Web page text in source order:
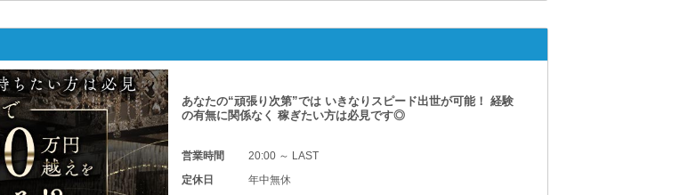
あなたの“頑張り次第”では いきなりスピード出世が可能！ 経験
の有無に関係なく 稼ぎたい方は必見です◎
営業時間
20:00 ～ LAST
定休日
年中無休